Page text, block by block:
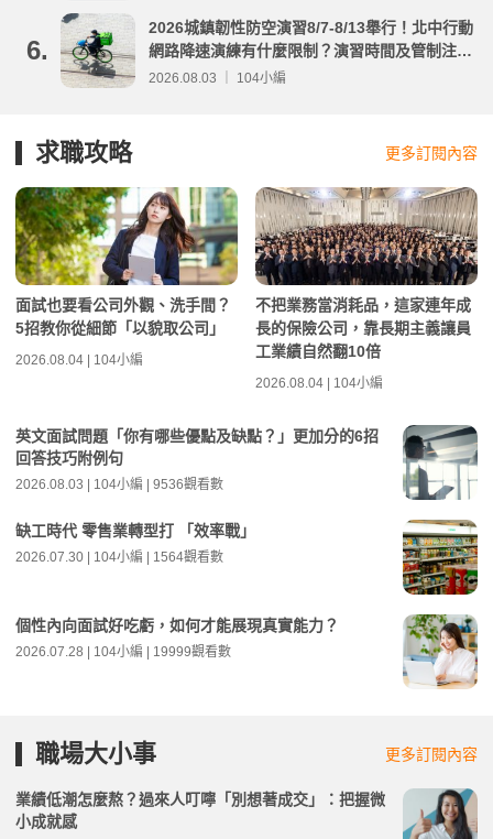
6.
2026城鎮韌性防空演習8/7-8/13舉行！北中行動
網路降速演練有什麼限制？演習時間及管制注意
事項整理
2026.08.03 ｜ 104小編
求職攻略 更多訂閱內容
面試也要看公司外觀、洗手間？
5招教你從細節「以貌取公司」
2026.08.04 | 104小編
不把業務當消耗品，這家連年成
長的保險公司，靠長期主義讓員
工業績自然翻10倍
2026.08.04 | 104小編
英文面試問題「你有哪些優點及缺點？」更加分的6招
回答技巧附例句
2026.08.03 | 104小編 | 9536觀看數
缺工時代 零售業轉型打 「效率戰」
2026.07.30 | 104小編 | 1564觀看數
個性內向面試好吃虧，如何才能展現真實能力？
2026.07.28 | 104小編 | 19999觀看數
職場大小事 更多訂閱內容
業績低潮怎麼熬？過來人叮嚀「別想著成交」：把握微
小成就感